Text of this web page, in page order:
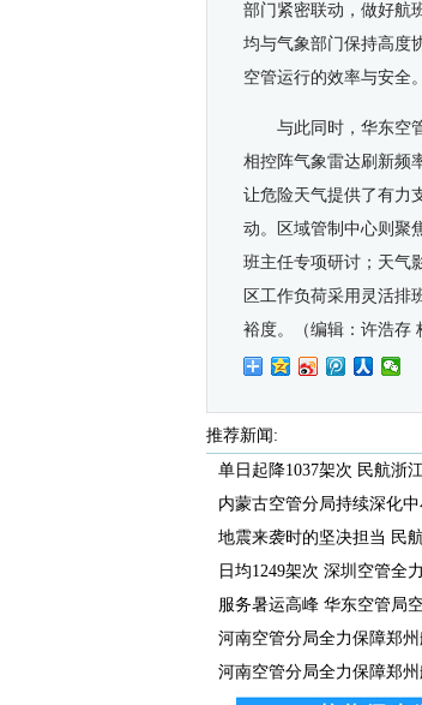
部门紧密联动，做好航
均与气象部门保持高度
空管运行的效率与安全。
与此同时，华东空
相控阵气象雷达刷新频
让危险天气提供了有力
动。区域管制中心则聚
班主任专项研讨；天气
区工作负荷采用灵活排
裕度。（编辑：许浩存
推荐新闻:
单日起降1037架次 民航浙
内蒙古空管分局持续深化
地震来袭时的坚决担当 民
日均1249架次 深圳空管全
服务暑运高峰 华东空管局
河南空管分局全力保障郑
河南空管分局全力保障郑